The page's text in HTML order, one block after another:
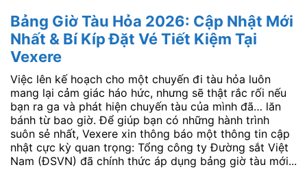
Bảng Giờ Tàu Hỏa 2026: Cập Nhật Mới
Nhất & Bí Kíp Đặt Vé Tiết Kiệm Tại
Vexere
Việc lên kế hoạch cho một chuyến đi tàu hỏa luôn
mang lại cảm giác háo hức, nhưng sẽ thật rắc rối nếu
bạn ra ga và phát hiện chuyến tàu của mình đã… lăn
bánh từ bao giờ. Để giúp bạn có những hành trình
suôn sẻ nhất, Vexere xin thông báo một thông tin cập
nhật cực kỳ quan trọng: Tổng công ty Đường sắt Việt
Nam (ĐSVN) đã chính thức áp dụng bảng giờ tàu mới...